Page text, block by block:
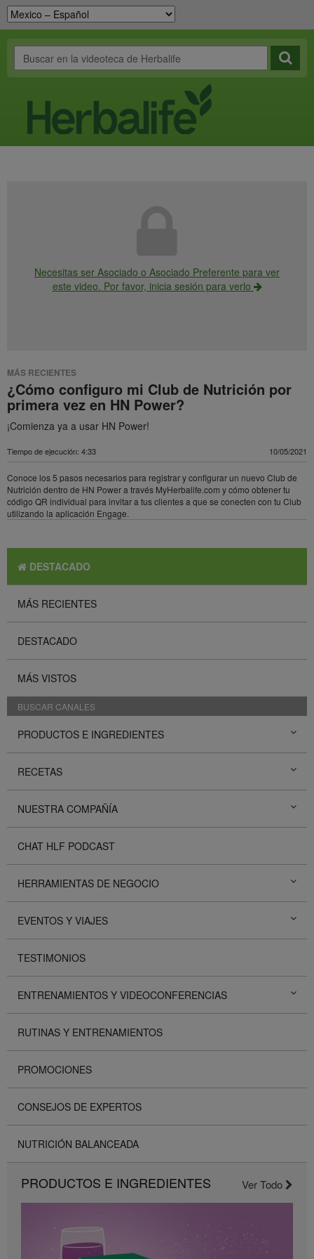
Necesitas ser Asociado o Asociado Preferente para ver
este video. Por favor, inicia sesión para verlo
MÁS RECIENTES
¿Cómo configuro mi Club de Nutrición por
primera vez en HN Power?
¡Comienza ya a usar HN Power!
Tiempo de ejecución: 4:33 10/05/2021
Conoce los 5 pasos necesarios para registrar y configurar un nuevo Club de
Nutrición dentro de HN Power a través MyHerbalife.com y cómo obtener tu
código QR individual para invitar a tus clientes a que se conecten con tu Club
utilizando la aplicación Engage.
DESTACADO
MÁS RECIENTES
DESTACADO
MÁS VISTOS
BUSCAR CANALES
PRODUCTOS E INGREDIENTES
RECETAS
NUESTRA COMPAÑÍA
CHAT HLF PODCAST
HERRAMIENTAS DE NEGOCIO
EVENTOS Y VIAJES
TESTIMONIOS
ENTRENAMIENTOS Y VIDEOCONFERENCIAS
RUTINAS Y ENTRENAMIENTOS
PROMOCIONES
CONSEJOS DE EXPERTOS
NUTRICIÓN BALANCEADA
PRODUCTOS E INGREDIENTES Ver Todo